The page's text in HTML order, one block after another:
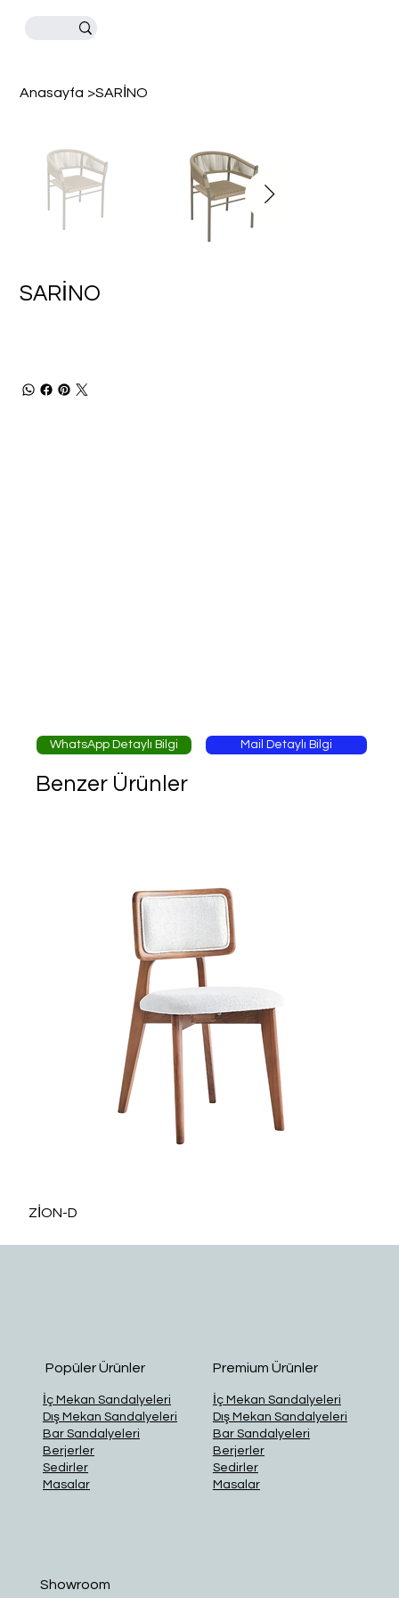
Anasayfa >SARİNO
SARİNO
WhatsApp Detaylı Bilgi Mail Detaylı Bilgi
Benzer Ürünler
ZİON-D
Showroom
Popüler Ürünler
İç Mekan Sandalyeleri
Dış Mekan Sandalyeleri
Bar Sandalyeleri
Berjerler
Sedirler
Masalar
Premium Ürünler
İç Mekan Sandalyeleri
Dış Mekan Sandalyeleri
Bar Sandalyeleri
Berjerler
Sedirler
Masalar